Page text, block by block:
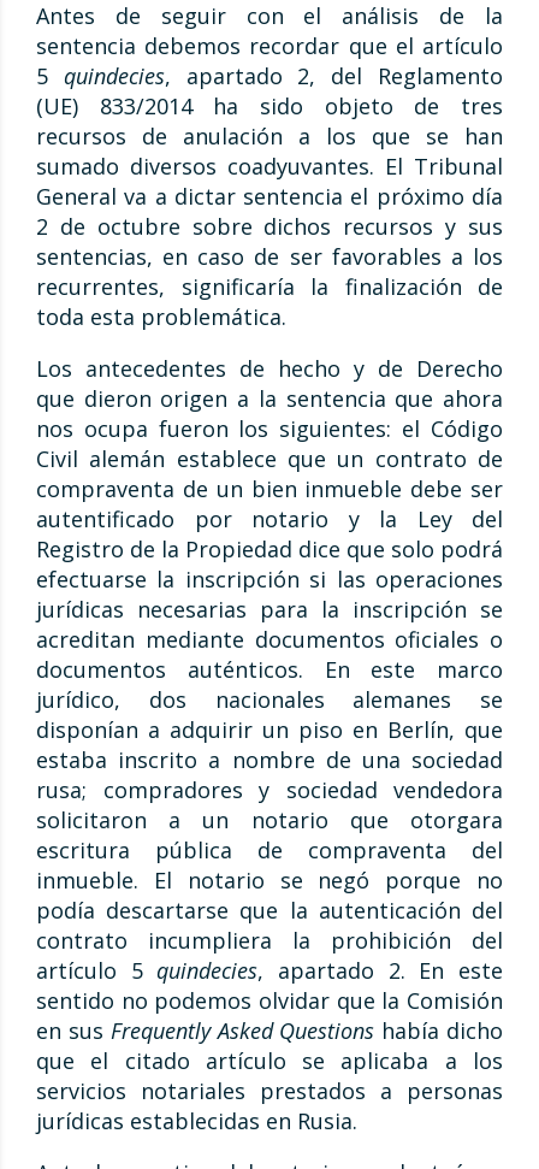
Antes de seguir con el análisis de la
sentencia debemos recordar que el artículo
5 quindecies, apartado 2, del Reglamento
(UE) 833/2014 ha sido objeto de tres
recursos de anulación a los que se han
sumado diversos coadyuvantes. El Tribunal
General va a dictar sentencia el próximo día
2 de octubre sobre dichos recursos y sus
sentencias, en caso de ser favorables a los
recurrentes, significaría la finalización de
toda esta problemática.
Los antecedentes de hecho y de Derecho
que dieron origen a la sentencia que ahora
nos ocupa fueron los siguientes: el Código
Civil alemán establece que un contrato de
compraventa de un bien inmueble debe ser
autentificado por notario y la Ley del
Registro de la Propiedad dice que solo podrá
efectuarse la inscripción si las operaciones
jurídicas necesarias para la inscripción se
acreditan mediante documentos oficiales o
documentos auténticos. En este marco
jurídico, dos nacionales alemanes se
disponían a adquirir un piso en Berlín, que
estaba inscrito a nombre de una sociedad
rusa; compradores y sociedad vendedora
solicitaron a un notario que otorgara
escritura pública de compraventa del
inmueble. El notario se negó porque no
podía descartarse que la autenticación del
contrato incumpliera la prohibición del
artículo 5quindecies, apartado 2. En este
sentido no podemos olvidar que la Comisión
en sus Frequently Asked Questions había dicho
que el citado artículo se aplicaba a los
servicios notariales prestados a personas
jurídicas establecidas en Rusia.